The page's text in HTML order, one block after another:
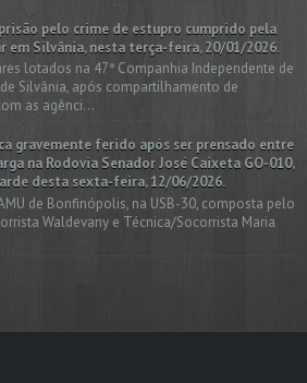
pelo crime de estupro cumprido pela
em Silvânia, nesta terça-feira, 20/01/2026.
lotados na 47ª Companhia Independente de
Silvânia, após compartilhamento de
as agênci...
gravemente ferido após ser prensado entre
na Rodovia Senador José Caixeta GO-010,
desta sexta-feira, 12/06/2026.
de Bonfinópolis, na USB-30, composta pelo
Waldevany e Técnica/Socorrista Maria